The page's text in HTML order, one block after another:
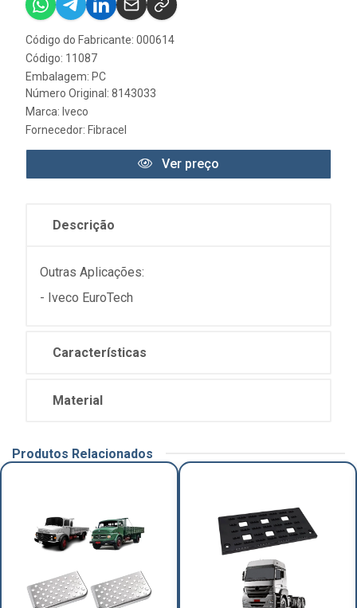
Código do Fabricante: 000614
Código: 11087
Embalagem: PC
Número Original: 8143033
Marca: Iveco
Fornecedor: Fibracel
Ver preço
Descrição
Outras Aplicações:
- Iveco EuroTech
Características
Material
Produtos Relacionados